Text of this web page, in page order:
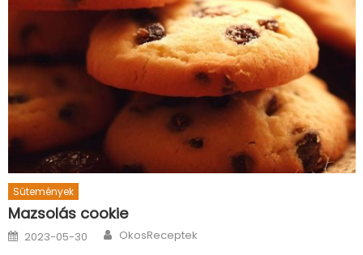
Sütemények
Mazsolás cookie
Posted
on
2023-05-30 Author
OkosReceptek